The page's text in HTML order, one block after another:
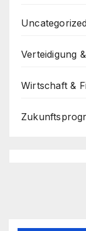
Verteidigung
Wirtschaft &